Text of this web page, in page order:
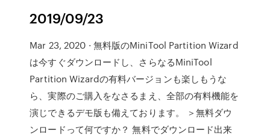
2019/09/23
Mar 23, 2020 · 無料版のMiniTool Partition Wizard
は今すぐダウンロードし、さらなるMiniTool
Partition Wizardの有料バージョンも楽しもうな
ら、実際のご購入をなさるまえ、全部の有料機能を
演じできるデモ版も備えております。 ＞無料ダウ
ンロードって何ですか？ 無料でダウンロード出来